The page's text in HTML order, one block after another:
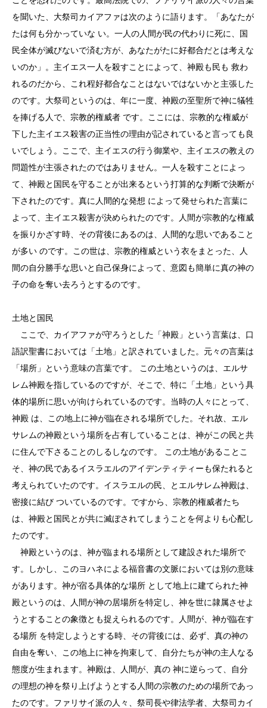
を聞いた、大祭司カイアファは次のように語ります。「あなたが
たは何も分かっていな い。一人の人間が民の代わりに死に、国
民全体が滅びないで済む方が、あなたがたに好都合だとは考えな
いのか」。主イエス一人を殺すことによって、神殿も民も 救わ
れるのだから、これ程好都合なことはないではないかと主張した
のです。大祭司というのは、年に一度、神殿の至聖所で神に犠牲
を捧げる人で、宗教的権威者 です。ここには、宗教的な権威が
下した主イエス殺害の正当性の理由が記されていると言っても良
いでしょう。ここで、主イエスの行う御業や、主イエスの教えの
問題性が主張されたのではありません。一人を殺すことによっ
て、神殿と国民を守ることが出来るという打算的な判断で決断が
下されたのです。真に人間的な発想 によって発せられた言葉に
よって、主イエス殺害が決められたのです。人間が宗教的な権威
を振りかざす時、その背後にあるのは、人間的な思いであること
が多い のです。この世は、宗教的権威という衣をまとった、人
間の自分勝手な思いと自己保身によって、意図も簡単に真の神の
子の命を奪い去ろうとするのです。
土地と国民
ここで、カイアファが守ろうとした「神殿」という言葉は、口
語訳聖書においては「土地」と訳されていました。元々の言葉は
「場所」という意味の言葉です。 この土地というのは、エルサ
レム神殿を指しているのですが、そこで、特に「土地」という具
体的場所に思いが向けられているのです。当時の人々にとって、
神殿 は、この地上に神が臨在される場所でした。それ故、エル
サレムの神殿という場所を占有していることは、神がこの民と共
に住んで下さることのしるしなのです。 この土地があることこ
そ、神の民であるイスラエルのアイデンティティーも保たれると
考えられていたのです。イスラエルの民、とエルサレム神殿は、
密接に結び ついているのです。ですから、宗教的権威者たち
は、神殿と国民とが共に滅ぼされてしまうことを何よりも心配し
たのです。
神殿というのは、神が臨まれる場所として建設された場所で
す。しかし、このヨハネによる福音書の文脈においては別の意味
があります。神が宿る具体的な場所 として地上に建てられた神
殿というのは、人間が神の居場所を特定し、神を世に隷属させよ
うとすることの象徴とも捉えられるのです。人間が、神が臨在す
る場所 を特定しようとする時、その背後には、必ず、真の神の
自由を奪い、この地上に神を拘束して、自分たちが神の主人なる
態度が生まれます。神殿は、人間が、真の 神に逆らって、自分
の理想の神を祭り上げようとする人間の宗教のための場所であっ
たのです。ファリサイ派の人々、祭司長や律法学者、大祭司カイ